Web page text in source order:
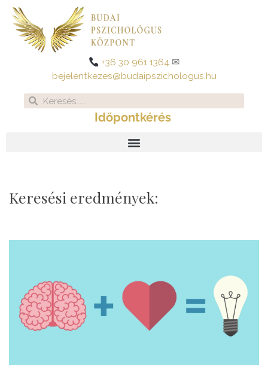
Skip
content
+36 30 961 1364 ✉
bejelentkezes@budaipszichologus.hu
Időpontkérés
Keresési eredmények: